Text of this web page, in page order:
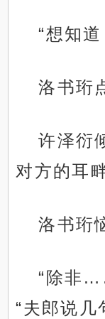
“想知道
洛书珩
许泽衍
对方的耳
洛书珩
“除非
“夫郎说几